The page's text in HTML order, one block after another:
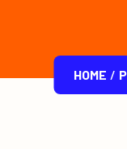
HOME /